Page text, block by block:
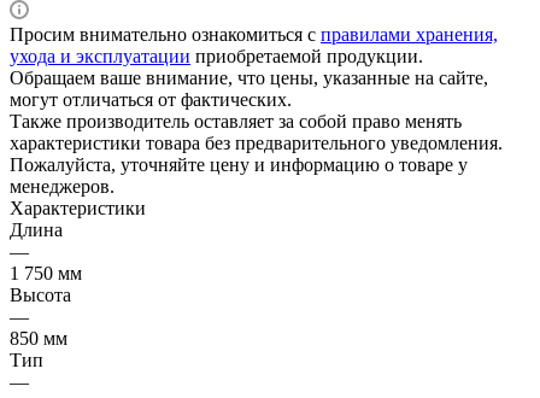
Просим внимательно ознакомиться с правилами хранения,
ухода и эксплуатации приобретаемой продукции.
Обращаем ваше внимание, что цены, указанные на сайте,
могут отличаться от фактических.
Также производитель оставляет за собой право менять
характеристики товара без предварительного уведомления.
Пожалуйста, уточняйте цену и информацию о товаре у
менеджеров.
Характеристики
Длина
—
1 750 мм
Высота
—
850 мм
Тип
—